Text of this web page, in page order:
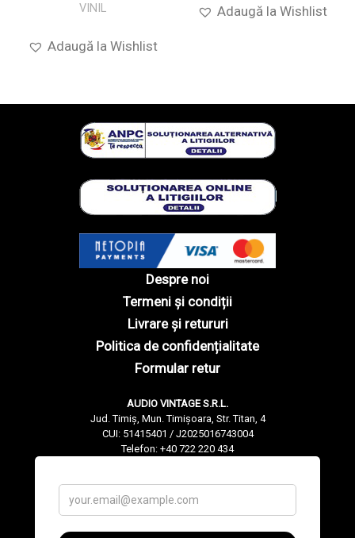
VINIL
Adaugă la Wishlist
Adaugă la Wishlist
Despre noi
Termeni și condiții
Livrare și retururi
Politica de confidențialitate
Formular retur
AUDIO VINTAGE S.R.L.
Jud. Timiș, Mun. Timișoara, Str. Titan, 4
CUI: 51415401 / J2025016743004
Telefon: +40 722 220 434